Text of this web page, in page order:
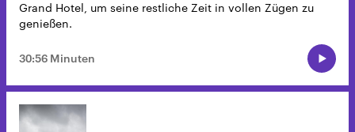
Grand Hotel, um seine restliche Zeit in vollen Zügen zu
genießen.
30:56 Minuten